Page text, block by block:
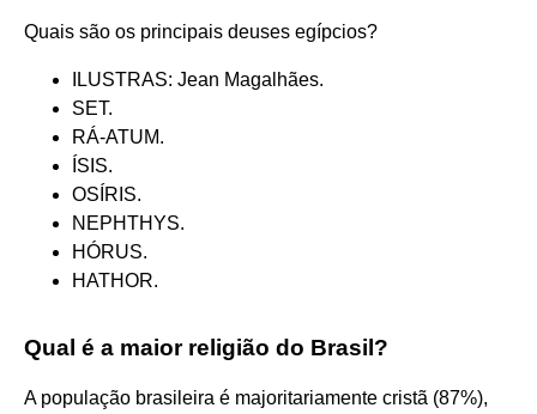
Quais são os principais deuses egípcios?
ILUSTRAS: Jean Magalhães.
SET.
RÁ-ATUM.
ÍSIS.
OSÍRIS.
NEPHTHYS.
HÓRUS.
HATHOR.
Qual é a maior religião do Brasil?
A população brasileira é majoritariamente cristã (87%),